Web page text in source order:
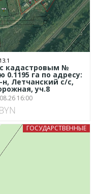
кадастровым №
0.1195 га по адресу:
Летчанский с/с,
уч.8
16:00
BYN
ГОСУДАРСТВЕННЫЕ